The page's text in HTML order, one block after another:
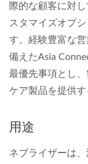
際的な顧客に対
スタマイズオプ
す。経験豊富な
備えたAsia
最優先事項とし
ケア製品を提供す
用途
ネブライザーは